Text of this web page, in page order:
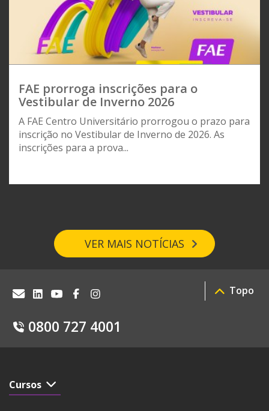
FAE prorroga inscrições para o
Vestibular de Inverno 2026
A FAE Centro Universitário prorrogou o prazo para
inscrição no Vestibular de Inverno de 2026. As
inscrições para a prova...
VER MAIS NOTÍCIAS
0800 727 4001
Topo
Cursos